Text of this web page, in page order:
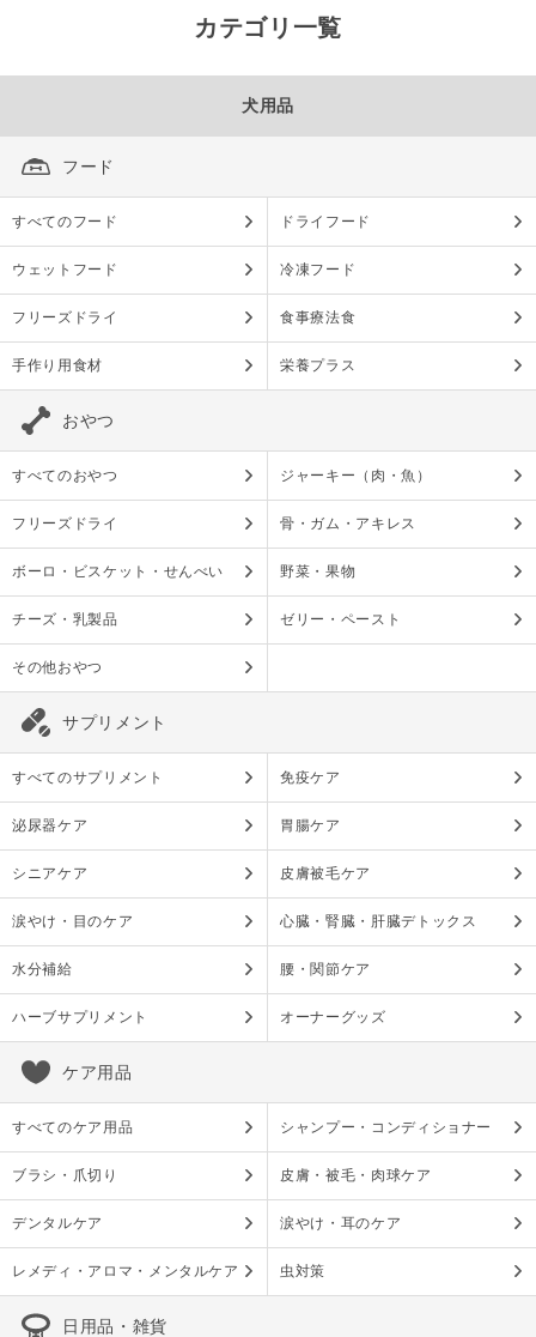
カテゴリ一覧
犬用品
フード
すべてのフード ドライフード
ウェットフード 冷凍フード
フリーズドライ 食事療法食
手作り用食材 栄養プラス
おやつ
すべてのおやつ ジャーキー（肉・魚）
フリーズドライ 骨・ガム・アキレス
ボーロ・ビスケット・せんべい 野菜・果物
チーズ・乳製品 ゼリー・ペースト
その他おやつ
サプリメント
すべてのサプリメント 免疫ケア
泌尿器ケア 胃腸ケア
シニアケア 皮膚被毛ケア
涙やけ・目のケア 心臓・腎臓・肝臓デトックス
水分補給 腰・関節ケア
ハーブサプリメント オーナーグッズ
ケア用品
すべてのケア用品 シャンプー・コンディショナー
ブラシ・爪切り 皮膚・被毛・肉球ケア
デンタルケア 涙やけ・耳のケア
レメディ・アロマ・メンタルケア 虫対策
日用品・雑貨